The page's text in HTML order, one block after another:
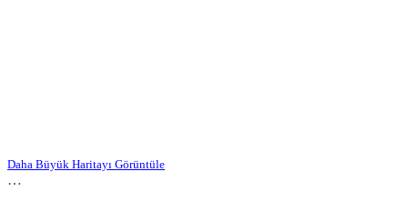
Daha Büyük Haritayı Görüntüle
…